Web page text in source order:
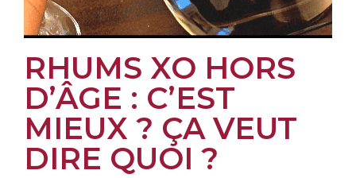
RHUMS XO HORS
D’ÂGE : C’EST
MIEUX ? ÇA VEUT
DIRE QUOI ?